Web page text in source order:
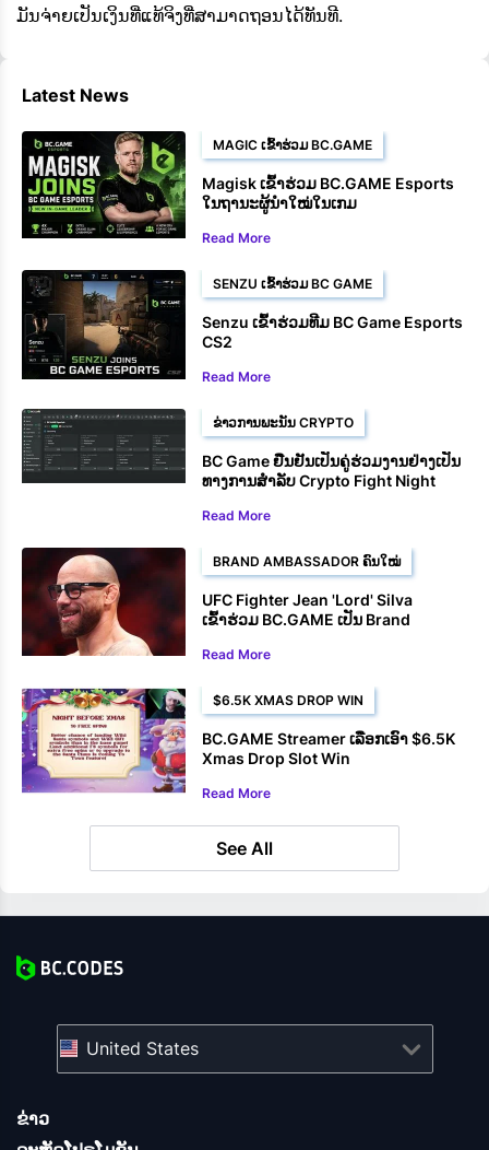
ມັນຈ່າຍເປັນເງິນທີ່ແທ້ຈິງທີ່ສາມາດຖອນໄດ້ທັນທີ.
Latest News
MAGIC ເຂົ້າຮ່ວມ BC.GAME
Magisk ເຂົ້າຮ່ວມ BC.GAME Esports
ໃນຖານະຜູ້ນຳໃໝ່ໃນເກມ
Read More
SENZU ເຂົ້າຮ່ວມ BC GAME
Senzu ເຂົ້າຮ່ວມທີມ BC Game Esports
CS2
Read More
ຂ່າວການພະນັນ CRYPTO
BC Game ຢືນຢັນເປັນຄູ່ຮ່ວມງານຢ່າງເປັນ
ທາງການສໍາລັບ Crypto Fight Night
Read More
BRAND AMBASSADOR ຄົນໃໝ່
UFC Fighter Jean 'Lord' Silva
ເຂົ້າຮ່ວມ BC.GAME ເປັນ Brand
Read More
$6.5K XMAS DROP WIN
BC.GAME Streamer ເລືອກເອົາ $6.5K
Xmas Drop Slot Win
Read More
See All
ຂ່າວ
United States